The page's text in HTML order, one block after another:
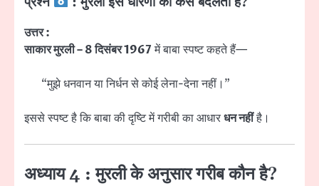
उत्तर :
साकार मुरली – 8 दिसंबर 1967में बाबा स्पष्ट कहते हैं—
“मुझे धनवान या निर्धन से कोई लेना-देना नहीं।”
इससे स्पष्ट है कि बाबा की दृष्टि में गरीबी का आधारधन नहींहै।
अध्याय 4 : मुरली के अनुसार गरीब कौन है?